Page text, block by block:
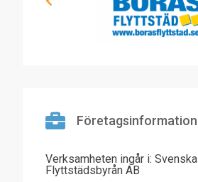
Företagsinformation
Verksamheten ingår i: Svenska
Flyttstädsbyrån AB